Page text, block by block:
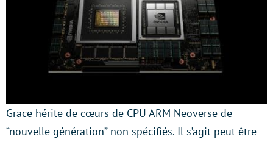
Grace hérite de cœurs de CPU ARM Neoverse de
“nouvelle génération” non spécifiés. Il s’agit peut-être